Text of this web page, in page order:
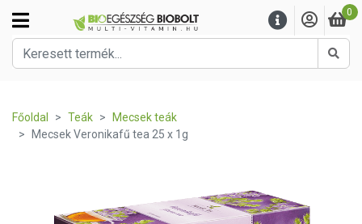
0
Főoldal Teák
Mecsek teák
Mecsek Veronikafű tea 25 x 1g